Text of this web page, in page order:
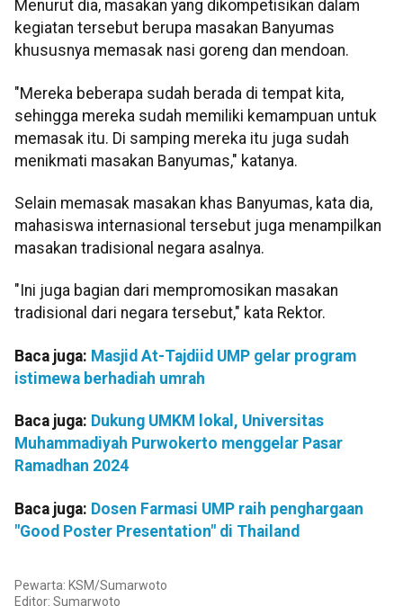
Menurut dia, masakan yang dikompetisikan dalam
kegiatan tersebut berupa masakan Banyumas
khususnya memasak nasi goreng dan mendoan.
"Mereka beberapa sudah berada di tempat kita,
sehingga mereka sudah memiliki kemampuan untuk
memasak itu. Di samping mereka itu juga sudah
menikmati masakan Banyumas," katanya.
Selain memasak masakan khas Banyumas, kata dia,
mahasiswa internasional tersebut juga menampilkan
masakan tradisional negara asalnya.
"Ini juga bagian dari mempromosikan masakan
tradisional dari negara tersebut," kata Rektor.
Baca juga: Masjid At-Tajdiid UMP gelar program
istimewa berhadiah umrah
Baca juga: Dukung UMKM lokal, Universitas
Muhammadiyah Purwokerto menggelar Pasar
Ramadhan 2024
Baca juga: Dosen Farmasi UMP raih penghargaan
"Good Poster Presentation" di Thailand
Pewarta: KSM/Sumarwoto
Editor: Sumarwoto